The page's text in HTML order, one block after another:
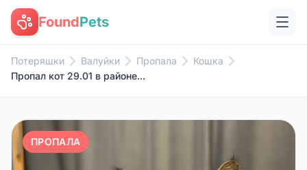
FoundPets
Потеряшки Валуйки Пропала
Кошка
Пропал кот 29.01 в районе...
ПРОПАЛА